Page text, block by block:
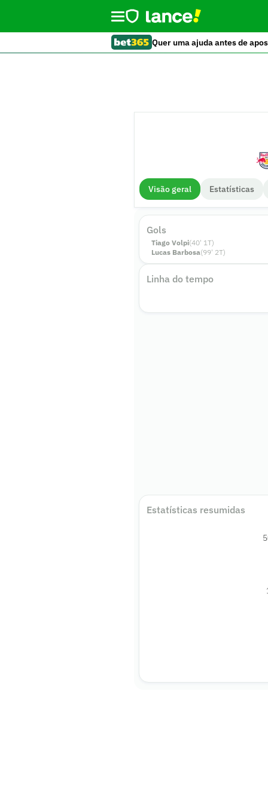
Quer uma ajuda antes de
Visão geral Estatísticas
Gols
(40' 1T)
Tiago Volpi
(99' 2T)
Lucas Barbosa
Linha do tempo
Estatísticas resumidas